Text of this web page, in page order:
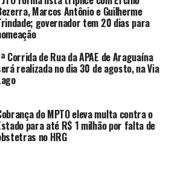
Marcos Antônio e Guilherme
governador tem 20 dias para
Corrida de Rua da APAE de Araguaína
realizada no dia 30 de agosto, na Via
do MPTO eleva multa contra o
para até R$ 1 milhão por falta de
no HRG